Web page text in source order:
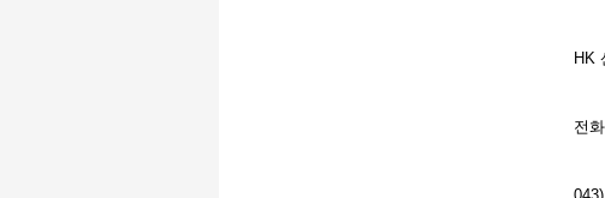
HK
전